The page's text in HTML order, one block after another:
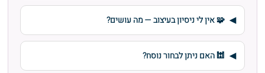
🧩 אין לי ניסיון בעיצוב — מה עושים?
🕍 האם ניתן לבחור נוסח?